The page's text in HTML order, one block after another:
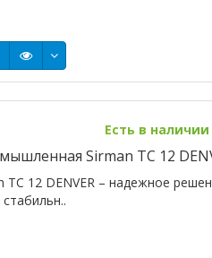
Есть в наличии
Sirman TC 12
TC 12 DENVER – надежное